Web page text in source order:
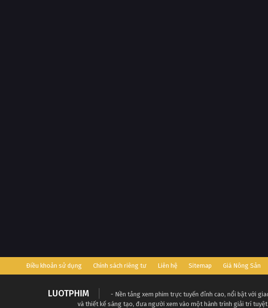
Điều khoản sử dụng Chính sách riêng tư Liên hệ Sitemap Giá Nông Sản
LUOTPHIM
- Nền tảng xem phim trực tuyến đỉnh cao, nổi bật với
và thiết kế sáng tạo, đưa người xem vào một hành trình giải trí tuyệt